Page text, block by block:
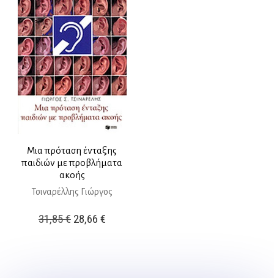
Μια πρόταση ένταξης
παιδιών με προβλήματα
ακοής
Τσιναρέλλης Γιώργος
31,85€ Original
28,66 €Η